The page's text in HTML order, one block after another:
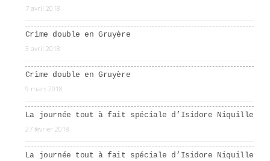
7 avril 2018
Crìme double en Gruyère
3 avril 2018
Crìme double en Gruyère
9 mars 2018
La journée tout à fait spéciale d’Isidore Niquille
27 février 2018
La journée tout à fait spéciale d’Isidore Niquille